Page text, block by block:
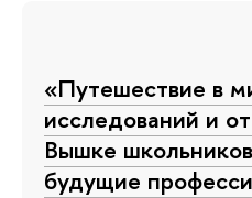
«Путешествие в
исследований и
Вышке
будущие